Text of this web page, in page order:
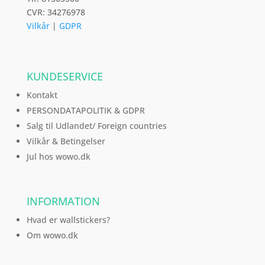
CVR: 34276978
Vilkår| GDPR
KUNDESERVICE
Kontakt
PERSONDATAPOLITIK & GDPR
Salg til Udlandet/ Foreign countries
Vilkår & Betingelser
Jul hos wowo.dk
INFORMATION
Hvad er wallstickers?
Om wowo.dk